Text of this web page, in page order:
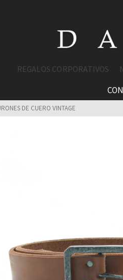
REGALOS CORPORATIVOS
DE CUERO VINTAGE